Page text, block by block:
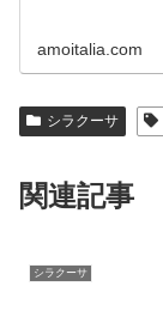
amoitalia.com
シラクーサ
関連記事
シラクーサ